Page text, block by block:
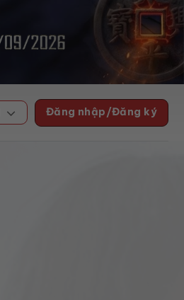
Đăng nhập/Đăng ký